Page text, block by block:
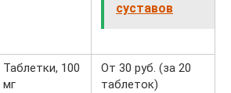
суставов
Таблетки, 100
мг
От 30 руб. (за 20
таблеток)